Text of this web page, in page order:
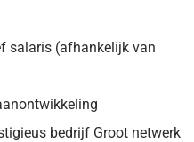
salaris (afhankelijk van
bedrijf Groot netwerk